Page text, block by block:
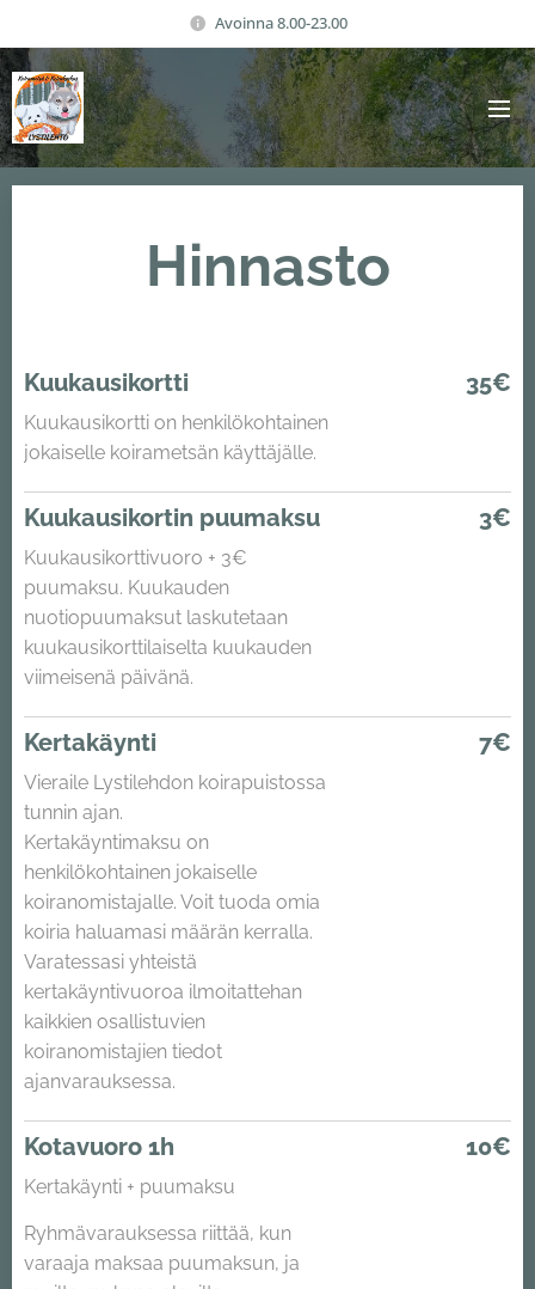
Avoinna 8.00-23.00
Hinnasto
Kuukausikortti
Kuukausikortti on henkilökohtainen
jokaiselle koirametsän käyttäjälle.
35€
Kuukausikortin puumaksu
Kuukausikorttivuoro + 3€
puumaksu. Kuukauden
nuotiopuumaksut laskutetaan
kuukausikorttilaiselta kuukauden
viimeisenä päivänä.
3€
Kertakäynti
Vieraile Lystilehdon koirapuistossa
tunnin ajan.
Kertakäyntimaksu on
henkilökohtainen jokaiselle
koiranomistajalle. Voit tuoda omia
koiria haluamasi määrän kerralla.
Varatessasi yhteistä
kertakäyntivuoroa ilmoitattehan
kaikkien osallistuvien
koiranomistajien tiedot
ajanvarauksessa.
7€
Kotavuoro 1h
Kertakäynti + puumaksu
Ryhmävarauksessa riittää, kun
varaaja maksaa puumaksun, ja
10€